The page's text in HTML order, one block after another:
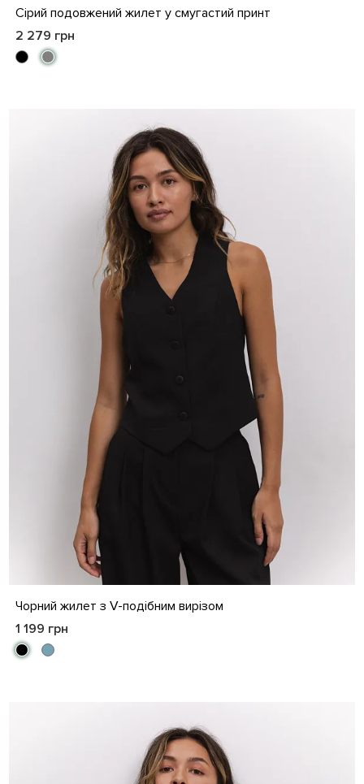
S M L XL
Сірий подовжений жилет у смугастий принт
2 279 грн
S M L XL
Чорний жилет з V-подібним вирізом
1 199 грн